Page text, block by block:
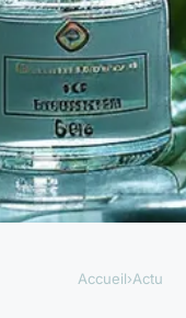
Accueil›Actu